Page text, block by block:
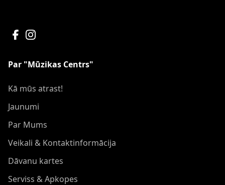
Par "Mūzikas Centrs"
Kā mūs atrast!
Jaunumi
Par Mums
Veikali & Kontaktinformācija
Dāvanu kartes
Serviss & Apkopes